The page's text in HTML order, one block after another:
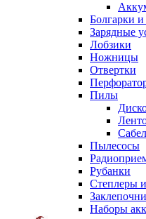
Болгарки
Зарядные
Лобзики
Ножницы
Отвертки
Пилы
Пылесосы
Рубанки
Степлеры и
Наборы